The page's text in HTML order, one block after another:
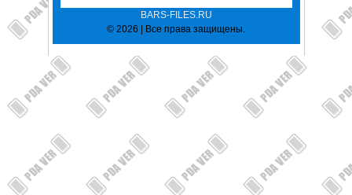
BARS-FILES.RU
© 2026 | Все права защищены.